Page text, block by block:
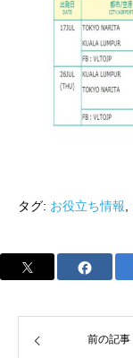
タグ: お役立ち情報
前の記事